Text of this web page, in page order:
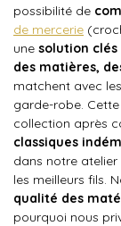
possibilité de
de mercerie
une solution clés
des matières,
matchent avec
garde-robe.
collection après
classiques
dans notre
les meilleurs fils.
qualité des
pourquoi nous